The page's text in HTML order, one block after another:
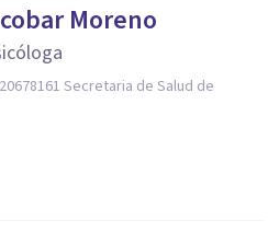
Moreno
Secretaria de Salud de